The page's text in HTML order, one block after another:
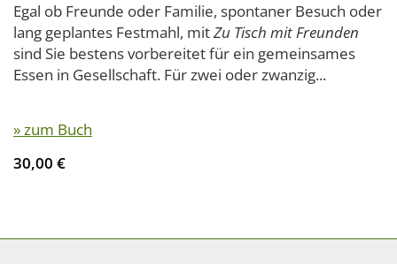
Egal ob Freunde oder Familie, spontaner Besuch oder
lang geplantes Festmahl, mitZu Tisch mit Freunden
sind Sie bestens vorbereitet für ein gemeinsames
Essen in Gesellschaft. Für zwei oder zwanzig...
» zum Buch
30,00 €